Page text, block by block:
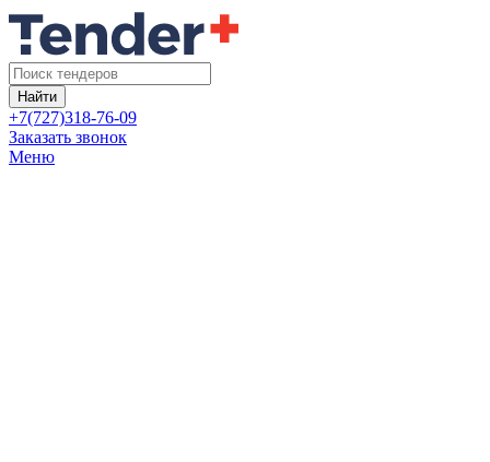
Найти
+7(727)318-76-09
Заказать звонок
Меню